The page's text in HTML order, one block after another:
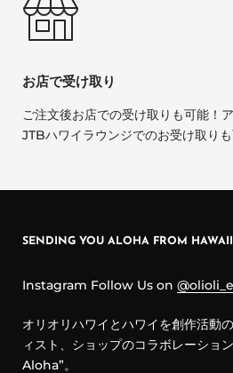
お店で受け取り
ご注文後お店での受け取りも可能！
JTBハワイラウンジでのお受け取りも
SENDING YOU ALOHA FROM HAWAII
Instagram Follow Us on
オリオリハワイとハワイを創作活動
ィスト、ショップのコラボレーショ
Aloha”。